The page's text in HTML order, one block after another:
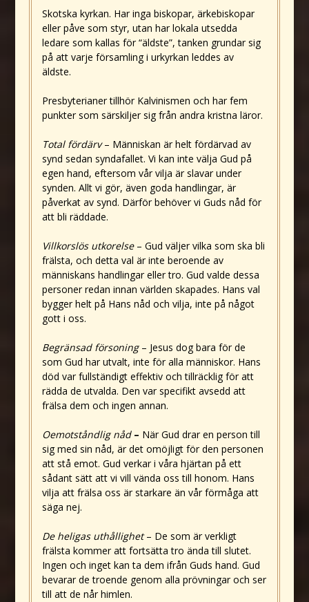
Skotska kyrkan. Har inga biskopar, ärkebiskopar
eller påve som styr, utan har lokala utsedda
ledare som kallas för “äldste”, tanken grundar sig
på att varje församling i urkyrkan leddes av
äldste.
Presbyterianer tillhör Kalvinismen och har fem
punkter som särskiljer sig från andra kristna läror.
Total fördärv– Människan är helt fördärvad av
synd sedan syndafallet. Vi kan inte välja Gud på
egen hand, eftersom vår vilja är slavar under
synden. Allt vi gör, även goda handlingar, är
påverkat av synd. Därför behöver vi Guds nåd för
att bli räddade.
Villkorslös utkorelse – Gud väljer vilka som ska bli
frälsta, och detta val är inte beroende av
människans handlingar eller tro. Gud valde dessa
personer redan innan världen skapades. Hans val
bygger helt på Hans nåd och vilja, inte på något
gott i oss.
Begränsad försoning – Jesus dog bara för de
som Gud har utvalt, inte för alla människor. Hans
död var fullständigt effektiv och tillräcklig för att
rädda de utvalda. Den var specifikt avsedd att
frälsa dem och ingen annan.
Oemotståndlig nåd – När Gud drar en person till
sig med sin nåd, är det omöjligt för den personen
att stå emot. Gud verkar i våra hjärtan på ett
sådant sätt att vi vill vända oss till honom. Hans
vilja att frälsa oss är starkare än vår förmåga att
säga nej.
De heligas uthållighet – De som är verkligt
frälsta kommer att fortsätta tro ända till slutet.
Ingen och inget kan ta dem ifrån Guds hand. Gud
bevarar de troende genom alla prövningar och ser
till att de når himlen.